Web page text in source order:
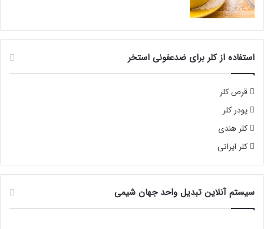
استفاده از کلر برای ضدعفونی استخر
قرص کلر
پودر کلر
کلر هندی
کلر ایرانی
سیستم آنلاین تبدیل واحد جهان شیمی